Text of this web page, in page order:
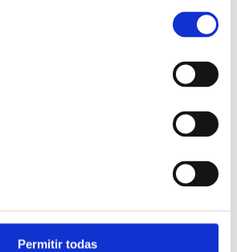
Permitir todas